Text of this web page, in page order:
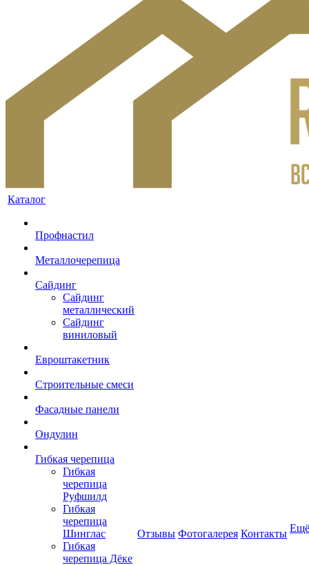
Каталог
Профнастил
Металлочерепица
Сайдинг
Сайдинг
металлический
Сайдинг
виниловый
Евроштакетник
Строительные смеси
Фасадные панели
Ондулин
Гибкая черепица
Гибкая
черепица
Руфшилд
Гибкая
черепица
Шинглас
Гибкая
черепица Дёке
Отзывы Фотогалерея Контакты Ещё